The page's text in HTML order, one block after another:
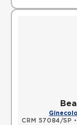
CRM 57084/SP •